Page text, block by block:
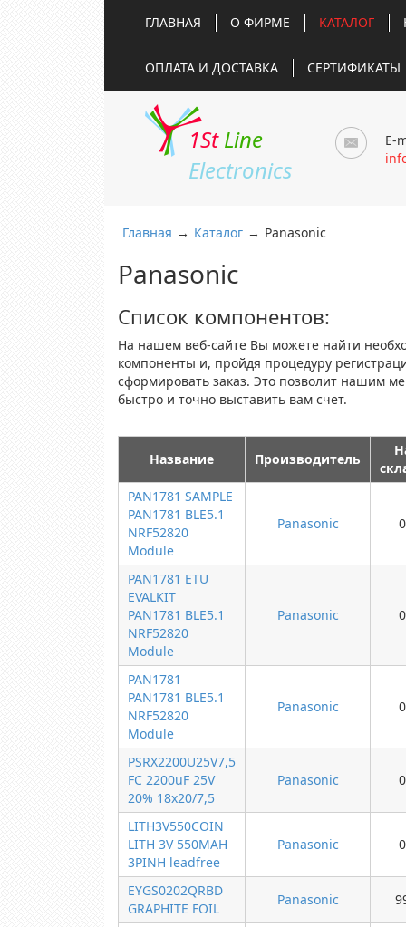
ГЛАВНАЯ О ФИРМЕ КАТАЛОГ
ОПЛАТА И ДОСТАВКА СЕРТИФИКАТЫ
1St Line
Electronics
E-
Главная → Каталог → Panasonic
Panasonic
Список компонентов:
На нашем веб-сайте Вы можете найти
компоненты и, пройдя процедуру
сформировать заказ. Это позволит нашим
быстро и точно выставить вам счет.
Название Производитель
PAN1781 SAMPLE
PAN1781 BLE5.1
NRF52820
Module
Panasonic 0
PAN1781 ETU
EVALKIT
PAN1781 BLE5.1
NRF52820
Module
Panasonic 0
PAN1781
PAN1781 BLE5.1
NRF52820
Module
Panasonic 0
PSRX2200U25V7,5
FC 2200uF 25V
20% 18x20/7,5
Panasonic 0
LITH3V550COIN
LITH 3V 550MAH
3PINH leadfree
Panasonic 0
EYGS0202QRBD
GRAPHITE FOIL
Panasonic